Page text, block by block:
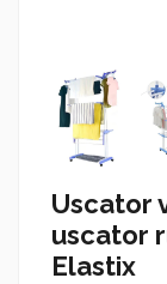
Uscator
uscator
Elastix